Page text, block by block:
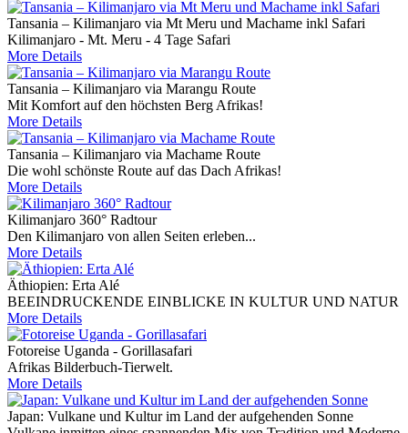
Tansania – Kilimanjaro via Mt Meru und Machame inkl Safari
Kilimanjaro - Mt. Meru - 4 Tage Safari
More Details
Tansania – Kilimanjaro via Marangu Route
Mit Komfort auf den höchsten Berg Afrikas!
More Details
Tansania – Kilimanjaro via Machame Route
Die wohl schönste Route auf das Dach Afrikas!
More Details
Kilimanjaro 360° Radtour
Den Kilimanjaro von allen Seiten erleben...
More Details
Äthiopien: Erta Alé
BEEINDRUCKENDE EINBLICKE IN KULTUR UND NATUR
More Details
Fotoreise Uganda - Gorillasafari
Afrikas Bilderbuch-Tierwelt.
More Details
Japan: Vulkane und Kultur im Land der aufgehenden Sonne